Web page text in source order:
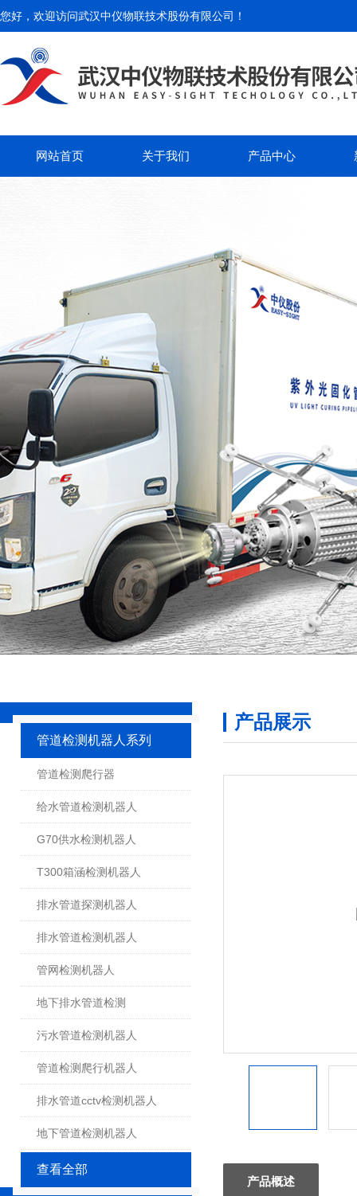
您好，欢迎访问武汉中仪物联技术股份有限公司 ！
网站首页 关于我们 产品中心
管道检测机器人系列
管道检测爬行器
给水管道检测机器人
G70供水检测机器人
T300箱涵检测机器人
排水管道探测机器人
排水管道检测机器人
管网检测机器人
地下排水管道检测
污水管道检测机器人
管道检测爬行机器人
排水管道cctv检测机器人
地下管道检测机器人
查看全部
产品展示
产品概述